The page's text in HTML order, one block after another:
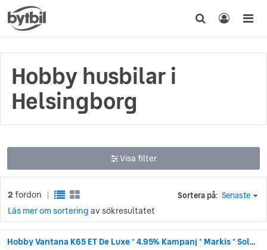
Hobby husbilar i
Helsingborg
Visa filter
2 fordon Sortera på: Senaste
Läs mer om sortering av sökresultatet
Hobby Vantana K65 ET De Luxe * 4.95% Kampanj * Markis * Solcell *